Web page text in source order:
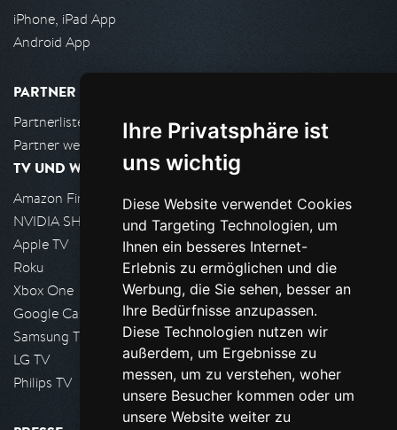
Ihre Privatsphäre ist
uns wichtig
Diese Website verwendet Cookies
und Targeting Technologien, um
Ihnen ein besseres Internet-
Erlebnis zu ermöglichen und die
Werbung, die Sie sehen, besser an
Ihre Bedürfnisse anzupassen.
Diese Technologien nutzen wir
außerdem, um Ergebnisse zu
messen, um zu verstehen, woher
unsere Besucher kommen oder um
unsere Website weiter zu
iPhone, iPad App
Android App
PARTNER
Partnerliste
Partner werden
TV UND WOHNZIMMER
Amazon FireTV
NVIDIA SHIELD, Google TV
Apple TV
Roku
Xbox One
Google Cast
Samsung TV
LG TV
Philips TV